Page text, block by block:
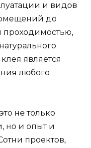
и видов
до
проходимостью,
является
любого
не только
но и опыт и
проектов,